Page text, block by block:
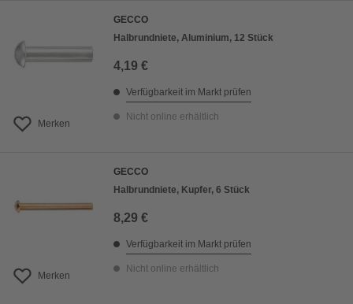
Merken
GECCO
Halbrundniete, Aluminium, 12 Stück
4,19 €
Verfügbarkeit im Markt prüfen
Nicht online erhältlich
Merken
GECCO
Halbrundniete, Kupfer, 6 Stück
8,29 €
Verfügbarkeit im Markt prüfen
Nicht online erhältlich